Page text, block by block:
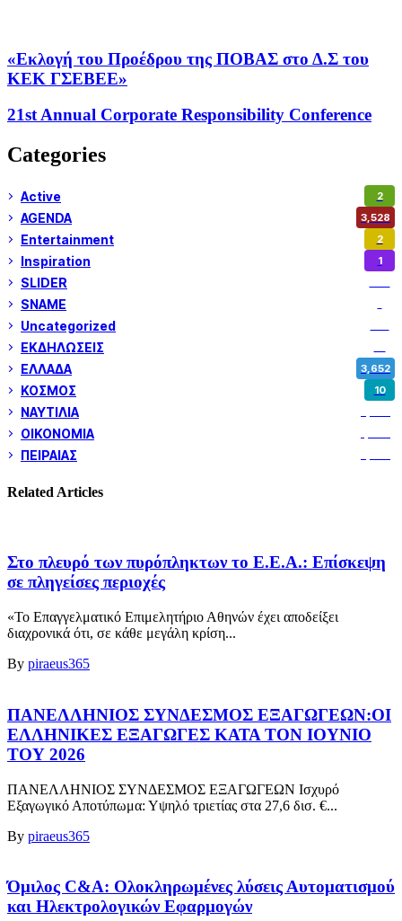
«Εκλογή του Προέδρου της ΠΟΒΑΣ στο Δ.Σ του
ΚΕΚ ΓΣΕΒΕΕ»
21st Annual Corporate Responsibility Conference
Categories
Active 2
AGENDA 3,528
Entertainment 2
Inspiration 1
SLIDER
SNAME
Uncategorized
ΕΚΔΗΛΩΣΕΙΣ
ΕΛΛΑΔΑ 3,652
ΚΟΣΜΟΣ 10
ΝΑΥΤΙΛΙΑ
ΟΙΚΟΝΟΜΙΑ
ΠΕΙΡΑΙΑΣ
Related Articles
Στο πλευρό των πυρόπληκτων το Ε.Ε.Α.: Επίσκεψη
σε πληγείσες περιοχές
«Το Επαγγελματικό Επιμελητήριο Αθηνών έχει αποδείξει
διαχρονικά ότι, σε κάθε μεγάλη κρίση...
By piraeus365
ΠΑΝΕΛΛΗΝΙΟΣ ΣΥΝΔΕΣΜΟΣ ΕΞΑΓΩΓΕΩΝ:ΟΙ
ΕΛΛΗΝΙΚΕΣ ΕΞΑΓΩΓΕΣ ΚΑΤΑ ΤΟΝ ΙΟΥΝΙΟ
ΤΟΥ 2026
ΠΑΝΕΛΛΗΝΙΟΣ ΣΥΝΔΕΣΜΟΣ ΕΞΑΓΩΓΕΩΝ Ισχυρό
Εξαγωγικό Αποτύπωμα: Υψηλό τριετίας στα 27,6 δισ. €...
By piraeus365
Όμιλος C&A: Ολοκληρωμένες λύσεις Αυτοματισμού
και Ηλεκτρολογικών Εφαρμογών